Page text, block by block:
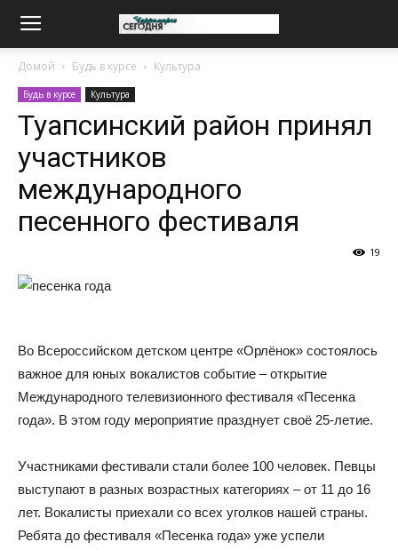
Домой Будь в курсе Культура
Будь в курсе Культура
Туапсинский район принял
участников
международного
песенного фестиваля
19
Во Всероссийском детском центре «Орлёнок» состоялось
важное для юных вокалистов событие – открытие
Международного телевизионного фестиваля «Песенка
года». В этом году мероприятие празднует своё 25-летие.
Участниками фестивали стали более 100 человек. Певцы
выступают в разных возрастных категориях – от 11 до 16
лет. Вокалисты приехали со всех уголков нашей страны.
Ребята до фестиваля «Песенка года» уже успели